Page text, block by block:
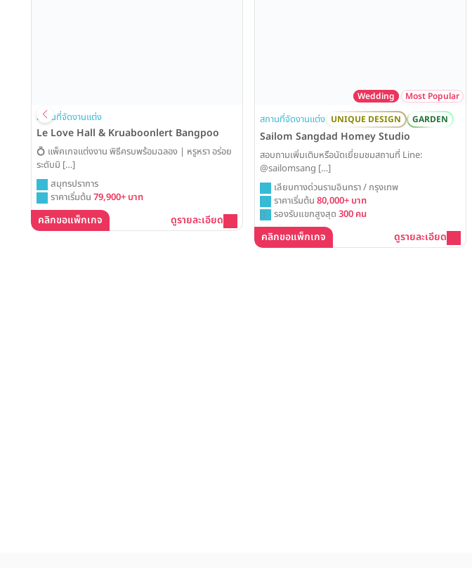
สถานที่จัดงานแต่ง
Le Love Hall & Kruaboonlert Bangpoo
💍 แพ็คเกจแต่งงาน พิธีครบพร้อมฉลอง | หรูหรา อร่อย
ระดับมิ […]
สมุทรปราการ
ราคาเริ่มต้น 79,900+ บาท
คลิกขอแพ็กเกจ ดูรายละเอียด
Wedding Most Popular
สถานที่จัดงานแต่ง UNIQUE DESIGN GARDEN
Sailom Sangdad Homey Studio
สอบถามเพิ่มเติมหรือนัดเยี่ยมชมสถานที่ Line:
@sailomsang […]
เลียบทางด่วนรามอินทรา / กรุงเทพ
ราคาเริ่มต้น 80,000+ บาท
รองรับแขกสูงสุด 300 คน
คลิกขอแพ็กเกจ ดูรายละเอียด